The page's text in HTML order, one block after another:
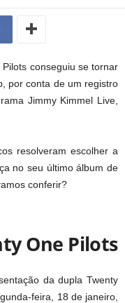
conseguiu se tornar
por conta de um registro
Jimmy Kimmel Live,
resolveram escolher a
no seu último álbum de
conferir?
One Pilots
da dupla Twenty
feira, 18 de janeiro,